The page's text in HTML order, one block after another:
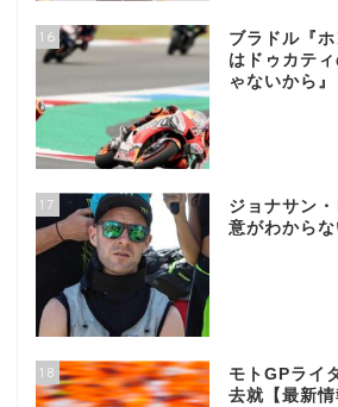
16
ブラドル『
はドゥカテ
ゃないから』
17
ジョナサン
意がわから
18
モトGPライ
去就【最新情